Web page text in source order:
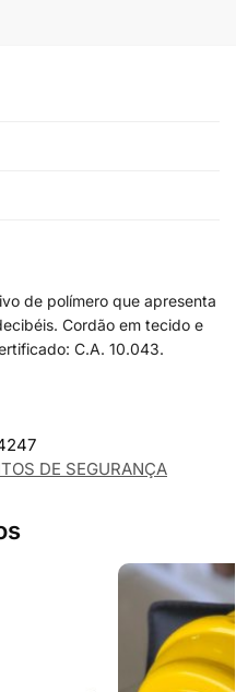
de polímero que apresenta
Cordão em tecido e
C.A. 10.043.
DE SEGURANÇA